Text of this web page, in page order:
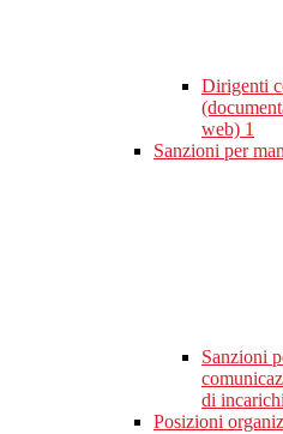
Dirigenti
web) 1
Sanzioni per
Sanzioni
di
Posizioni